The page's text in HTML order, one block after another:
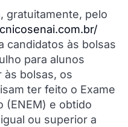
gratuitamente, pelo
candidatos às bolsas
para alunos
às bolsas, os
ter feito o Exame
(ENEM) e obtido
ou superior a